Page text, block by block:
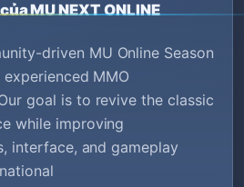
MU NEXT ONLINE
driven MU Online Season
MMO
goal is to revive the classic
while improving
interface, and gameplay